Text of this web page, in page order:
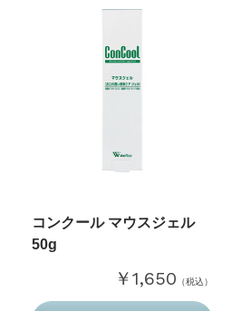
コンクール マウスジェル
50g
￥1,650 （税込）